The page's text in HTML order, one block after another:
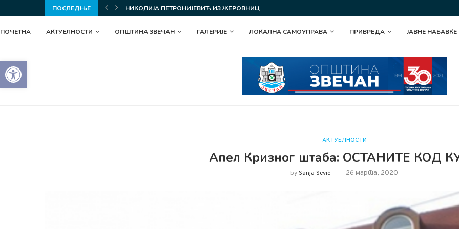
Open toolbar
ПОСЛЕДЊЕ
ЖЕРОВНИЦЕ ОСВОЈИЛА ЗЛАТНЕ МЕДАЉЕ НА...СВЕЧАНО ОБЕЛЕЖЕНА ГРАДСКА СЛАВА ОПШТИНЕ ЗВЕЧАН
ПОЧЕТНА АКТУЕЛНОСТИ ОПШТИНА ЗВЕЧАН ГАЛЕРИЈЕ ЛОКАЛНА САМОУПРАВА ПРИВРЕДА ЈАВНЕ НАБАВКЕ
АКТУЕЛНОСТИ
Апел Кризног штаба: ОСТАНИТЕ КОД
bySanja Sevic 26 марта, 2020